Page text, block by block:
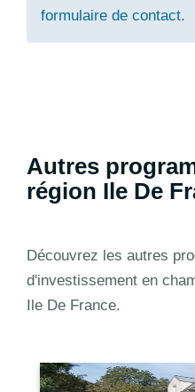
formulaire de contact.
Autres
région Ile De
Découvrez les autres
d'investissement en
Ile De France.